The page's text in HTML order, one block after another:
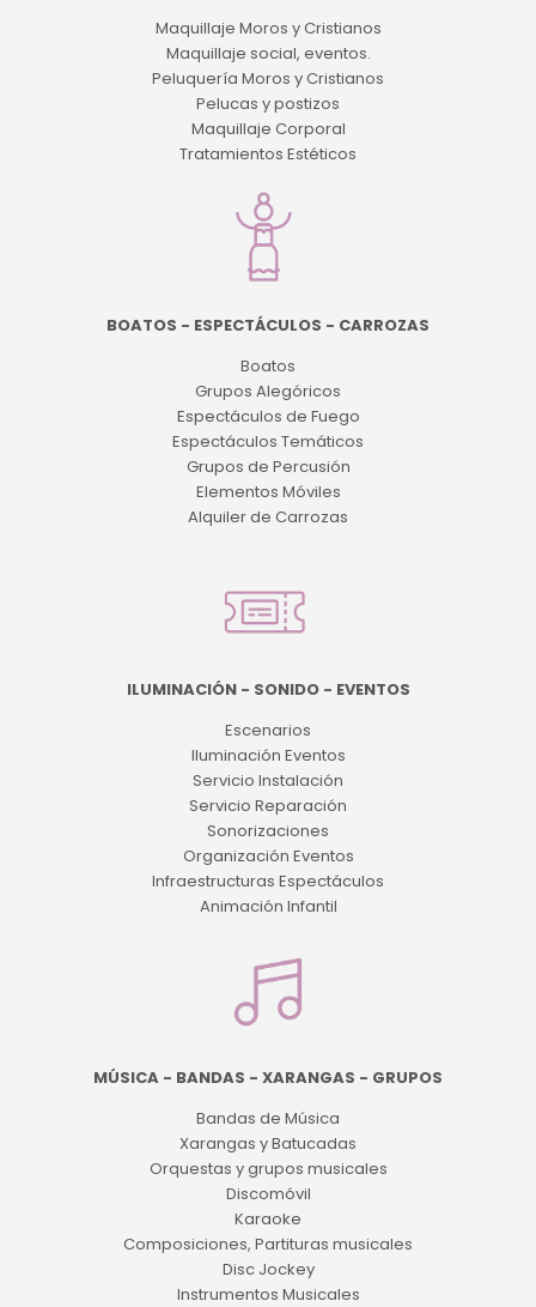
Maquillaje Moros y Cristianos
Maquillaje social, eventos.
Peluquería Moros y Cristianos
Pelucas y postizos
Maquillaje Corporal
Tratamientos Estéticos
BOATOS - ESPECTÁCULOS - CARROZAS
Boatos
Grupos Alegóricos
Espectáculos de Fuego
Espectáculos Temáticos
Grupos de Percusión
Elementos Móviles
Alquiler de Carrozas
ILUMINACIÓN - SONIDO - EVENTOS
Escenarios
Iluminación Eventos
Servicio Instalación
Servicio Reparación
Sonorizaciones
Organización Eventos
Infraestructuras Espectáculos
Animación Infantil
MÚSICA - BANDAS - XARANGAS - GRUPOS
Bandas de Música
Xarangas y Batucadas
Orquestas y grupos musicales
Discomóvil
Karaoke
Composiciones, Partituras musicales
Disc Jockey
Instrumentos Musicales